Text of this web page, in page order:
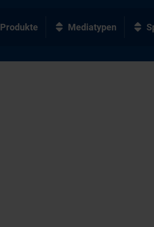
Produkte Mediatypen